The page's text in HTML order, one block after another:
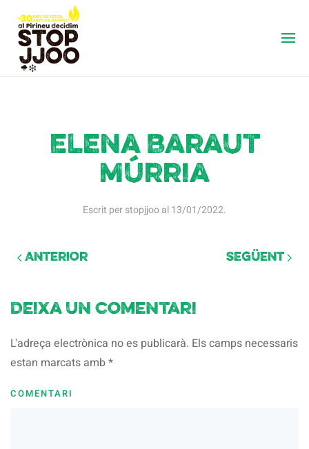
Elena Baraut
Múrria
Escrit perstopjjooal13/01/2022.
Anterior Següent
Deixa un comentari
L'adreça electrònica no es publicarà. Els camps necessaris
estan marcats amb*
COMENTARI